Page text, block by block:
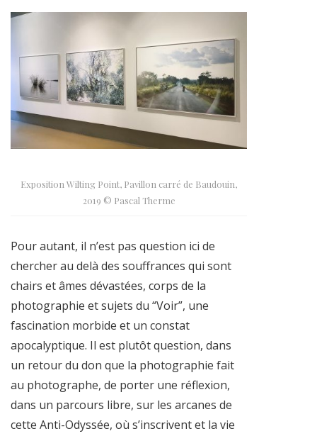
Exposition Wilting Point, Pavillon carré de Baudouin,
2019 © Pascal Therme
Pour autant, il n’est pas question ici de
chercher au delà des souffrances qui sont
chairs et âmes dévastées, corps de la
photographie et sujets du “Voir”, une
fascination morbide et un constat
apocalyptique. Il est plutôt question, dans
un retour du don que la photographie fait
au photographe, de porter une réflexion,
dans un parcours libre, sur les arcanes de
cette Anti-Odyssée, où s’inscrivent et la vie